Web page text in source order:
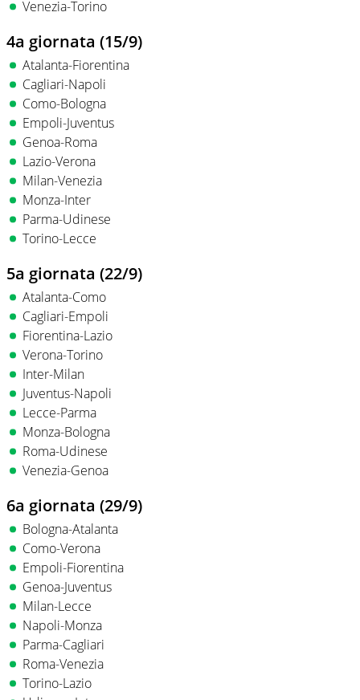
Venezia-Torino
4a giornata (15/9)
Atalanta-Fiorentina
Cagliari-Napoli
Como-Bologna
Empoli-Juventus
Genoa-Roma
Lazio-Verona
Milan-Venezia
Monza-Inter
Parma-Udinese
Torino-Lecce
5a giornata (22/9)
Atalanta-Como
Cagliari-Empoli
Fiorentina-Lazio
Verona-Torino
Inter-Milan
Juventus-Napoli
Lecce-Parma
Monza-Bologna
Roma-Udinese
Venezia-Genoa
6a giornata (29/9)
Bologna-Atalanta
Como-Verona
Empoli-Fiorentina
Genoa-Juventus
Milan-Lecce
Napoli-Monza
Parma-Cagliari
Roma-Venezia
Torino-Lazio